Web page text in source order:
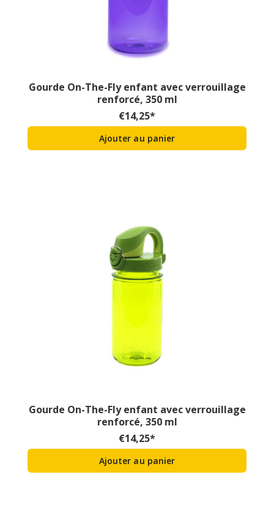
Gourde On-The-Fly enfant avec verrouillage
renforcé, 350 ml
€14,25*
Ajouter au panier
Gourde On-The-Fly enfant avec verrouillage
renforcé, 350 ml
€14,25*
Ajouter au panier